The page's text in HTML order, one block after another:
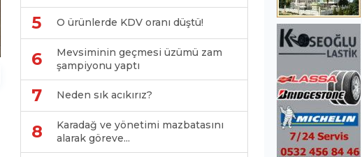
5 O ürünlerde KDV oranı düştü!
6
Mevsiminin geçmesi üzümü zam
şampiyonu yaptı
7 Neden sık acıkırız?
8
Karadağ ve yönetimi mazbatasını
alarak göreve...